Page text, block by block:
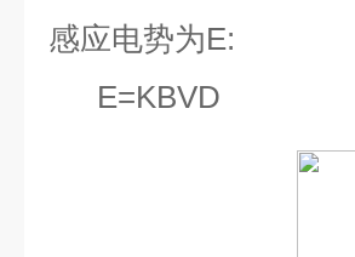
感应电势为E: